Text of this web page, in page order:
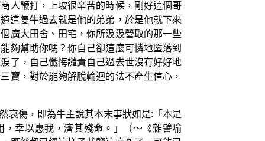
人鞭打，上坡很辛苦的時候，剛好這個哥
這隻牛過去就是他的弟弟，於是他就下來
廣大田舍、田宅，你所汲汲營取的那一些
夠幫助你嗎？你自己卻這麼可憐地墮落到
了，自己懺悔譴責自己過去世沒有好好地
寶，對於能夠解脫輪迴的法不產生信心，
哀傷，即為牛主說其本末事狀如是:「本是
幸以惠我，濟其殘命。」（～《雜譬喻